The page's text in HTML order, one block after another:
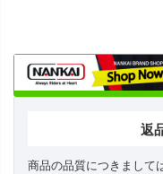
返
商品の品質につきまして